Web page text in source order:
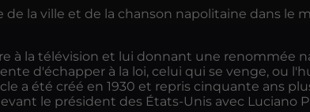
de la ville et de la chanson napolitaine dans le
à la télévision et lui donnant une renommée
d'échapper à la loi, celui qui se venge, ou
a été créé en 1930 et repris cinquante ans
le président des États-Unis avec Luciano